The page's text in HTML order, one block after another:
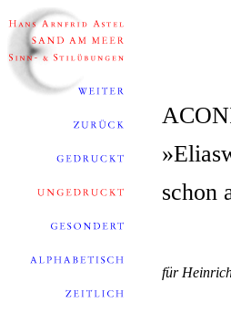
schon
für